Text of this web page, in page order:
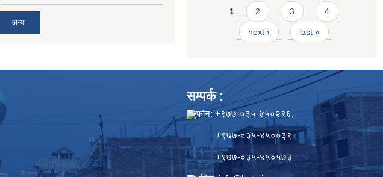
अन्य
Pages
1 2 3 4
next › last »
सम्पर्क :
फोन: +९७७-०३५-४५०२९६,
+९७७-०३५-४५००३९
+९७७-०३५-४५०५७३